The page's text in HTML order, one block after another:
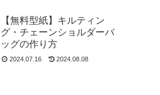
【無料型紙】キルティン
グ・チェーンショルダーバ
ッグの作り方
2024.07.16 2024.08.08